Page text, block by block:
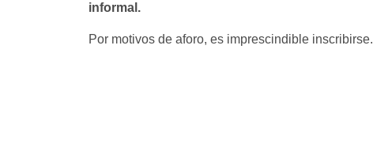
informal.
Por motivos de aforo, es imprescindible inscribirse.